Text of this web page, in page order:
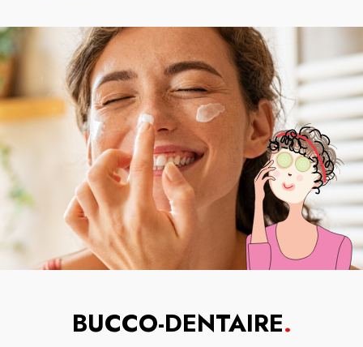
BUCCO-DENTAIRE.